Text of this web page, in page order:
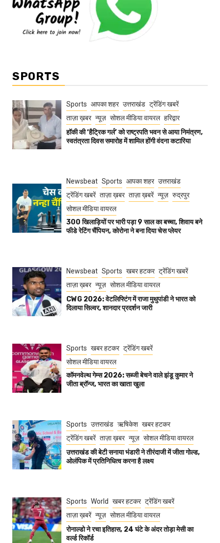
SPORTS
Sports आपका शहर उत्तराखंड ट्रेंडिंग खबरें
ताज़ा ख़बर न्यूज़ सोशल मीडिया वायरल हरिद्वार
हॉकी की ‘हैट्रिक गर्ल’ को राष्ट्रपति भवन से आया निमंत्रण,
स्वतंत्रता दिवस समारोह में शामिल होंगी वंदना कटारिया
Newsbeat Sports आपका शहर उत्तराखंड
ट्रेंडिंग खबरें ताज़ा ख़बर ताज़ा ख़बरें न्यूज़ रुद्रपुर
सोशल मीडिया वायरल
300 खिलाड़ियों पर भारी पड़ा 9 साल का बच्चा, शिवाय बने
फीडे रेटिंग चैंपियन, कोरोना ने बना दिया चेस प्लेयर
Newsbeat Sports खबर हटकर ट्रेंडिंग खबरें
ताज़ा ख़बर न्यूज़ सोशल मीडिया वायरल
CWG 2026: वेटलिफ्टिंग में राजा मुथुपांडी ने भारत को
दिलाया सिल्वर, शानदार प्रदर्शन जारी
Sports खबर हटकर ट्रेंडिंग खबरें
सोशल मीडिया वायरल
कॉमनवेल्थ गेम्स 2026: सब्जी बेचने वाले झंडू कुमार ने
जीता ब्रॉन्ज, भारत का खाता खुला
Sports उत्तराखंड ऋषिकेश खबर हटकर
ट्रेंडिंग खबरें ताज़ा ख़बर न्यूज़ सोशल मीडिया वायरल
उत्तराखंड की बेटी सनाया भंडारी ने तीरंदाजी में जीता गोल्ड,
ओलंपिक में प्रतिनिधित्व करना है लक्ष्य
Sports World खबर हटकर ट्रेंडिंग खबरें
ताज़ा ख़बरें न्यूज़ सोशल मीडिया वायरल
रोनाल्डो ने रचा इतिहास, 24 घंटे के अंदर तोड़ा मेसी का
वर्ल्ड रिकॉर्ड